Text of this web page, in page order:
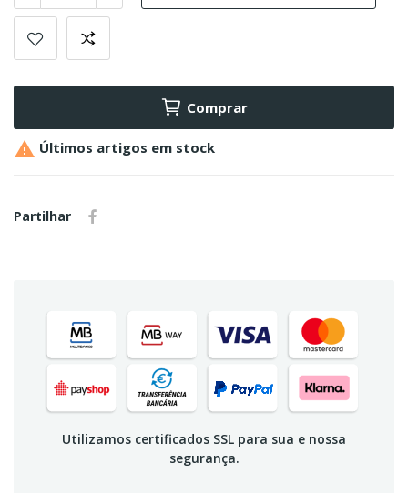
Comprar
 Últimos artigos em stock
Partilhar
Utilizamos certificados SSL para sua e nossa
segurança.